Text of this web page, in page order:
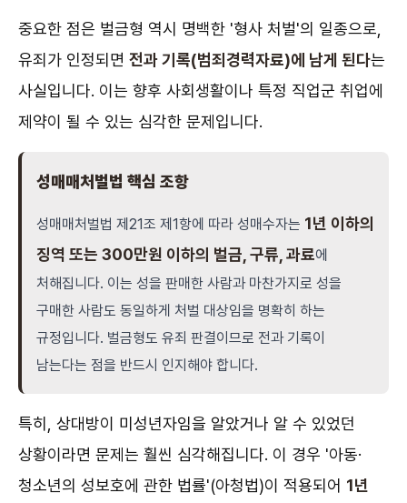
중요한 점은 벌금형 역시 명백한 '형사 처벌'의 일종으로,
유죄가 인정되면 전과 기록(범죄경력자료)에 남게 된다는
사실입니다. 이는 향후 사회생활이나 특정 직업군 취업에
제약이 될 수 있는 심각한 문제입니다.
성매매처벌법 핵심 조항
성매매처벌법 제21조 제1항에 따라 성매수자는 1년 이하의
징역 또는 300만원 이하의 벌금, 구류, 과료에
처해집니다. 이는 성을 판매한 사람과 마찬가지로 성을
구매한 사람도 동일하게 처벌 대상임을 명확히 하는
규정입니다. 벌금형도 유죄 판결이므로 전과 기록이
남는다는 점을 반드시 인지해야 합니다.
특히, 상대방이 미성년자임을 알았거나 알 수 있었던
상황이라면 문제는 훨씬 심각해집니다. 이 경우 '아동·
청소년의 성보호에 관한 법률'(아청법)이 적용되어 1년